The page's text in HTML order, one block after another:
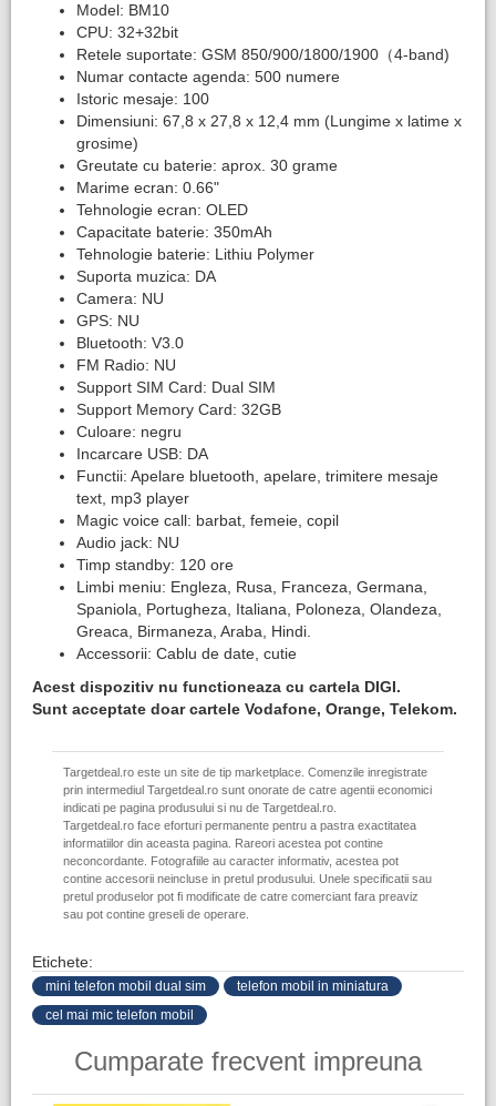
Model: BM10
CPU: 32+32bit
Retele suportate: GSM 850/900/1800/1900（4-band)
Numar contacte agenda: 500 numere
Istoric mesaje: 100
Dimensiuni: 67,8 x 27,8 x 12,4 mm (Lungime x latime x
grosime)
Greutate cu baterie: aprox. 30 grame
Marime ecran: 0.66"
Tehnologie ecran: OLED
Capacitate baterie: 350mAh
Tehnologie baterie: Lithiu Polymer
Suporta muzica: DA
Camera: NU
GPS: NU
Bluetooth: V3.0
FM Radio: NU
Support SIM Card: Dual SIM
Support Memory Card: 32GB
Culoare: negru
Incarcare USB: DA
Functii: Apelare bluetooth, apelare, trimitere mesaje
text, mp3 player
Magic voice call: barbat, femeie, copil
Audio jack: NU
Timp standby: 120 ore
Limbi meniu: Engleza, Rusa, Franceza, Germana,
Spaniola, Portugheza, Italiana, Poloneza, Olandeza,
Greaca, Birmaneza, Araba, Hindi.
Accessorii: Cablu de date, cutie
Acest dispozitiv nu functioneaza cu cartela DIGI.
​Sunt acceptate doar cartele Vodafone, Orange, Telekom.
Targetdeal.ro este un site de tip marketplace. Comenzile inregistrate
prin intermediul Targetdeal.ro sunt onorate de catre agentii economici
indicati pe pagina produsului si nu de Targetdeal.ro.
Targetdeal.ro face eforturi permanente pentru a pastra exactitatea
informatiilor din aceasta pagina. Rareori acestea pot contine
neconcordante. Fotografiile au caracter informativ, acestea pot
contine accesorii neincluse in pretul produsului. Unele specificatii sau
pretul produselor pot fi modificate de catre comerciant fara preaviz
sau pot contine greseli de operare.
Etichete:
mini telefon mobil dual sim
telefon mobil in miniatura
cel mai mic telefon mobil
Cumparate frecvent impreuna